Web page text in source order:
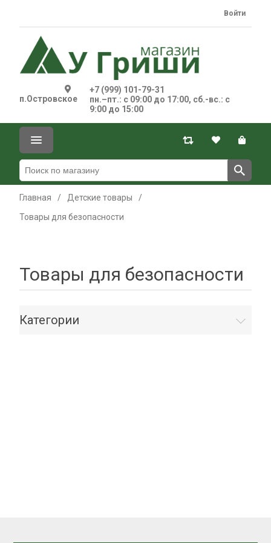
п.Островское
+7 (999) 101-79-31
пн.–пт.: с 09:00 до 17:00, сб.-вс.: с
9:00 до 15:00
Войти
Главная / Детские товары
/
Товары для безопасности
Товары для безопасности
Категории